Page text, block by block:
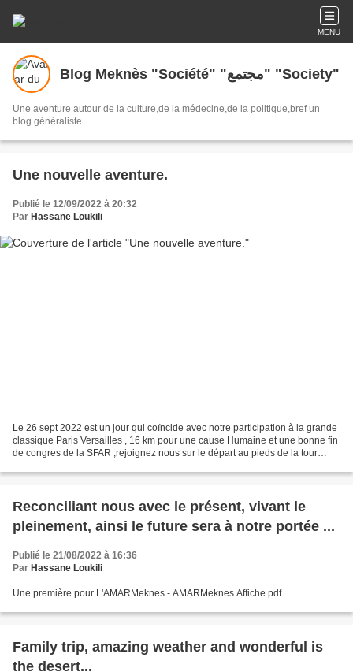
MENU
Blog Meknès "Société" "مجتمع" "Society"
Une aventure autour de la culture,de la médecine,de la politique,bref un
blog généraliste
Une nouvelle aventure.
Publié le 12/09/2022 à 20:32
Par Hassane Loukili
Le 26 sept 2022 est un jour qui coïncide avec notre participation à la grande
classique Paris Versailles , 16 km pour une cause Humaine et une bonne fin
de congres de la SFAR ,rejoignez nous sur le départ au pieds de la tour
Reconciliant nous avec le présent, vivant le
pleinement, ainsi le future sera à notre portée ...
Publié le 21/08/2022 à 16:36
Par Hassane Loukili
Une première pour L'AMARMeknes - AMARMeknes Affiche.pdf
Family trip, amazing weather and wonderful is
the desert...